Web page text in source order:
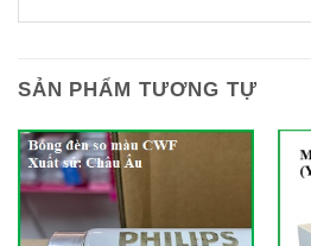
SẢN PHẨM TƯƠNG TỰ